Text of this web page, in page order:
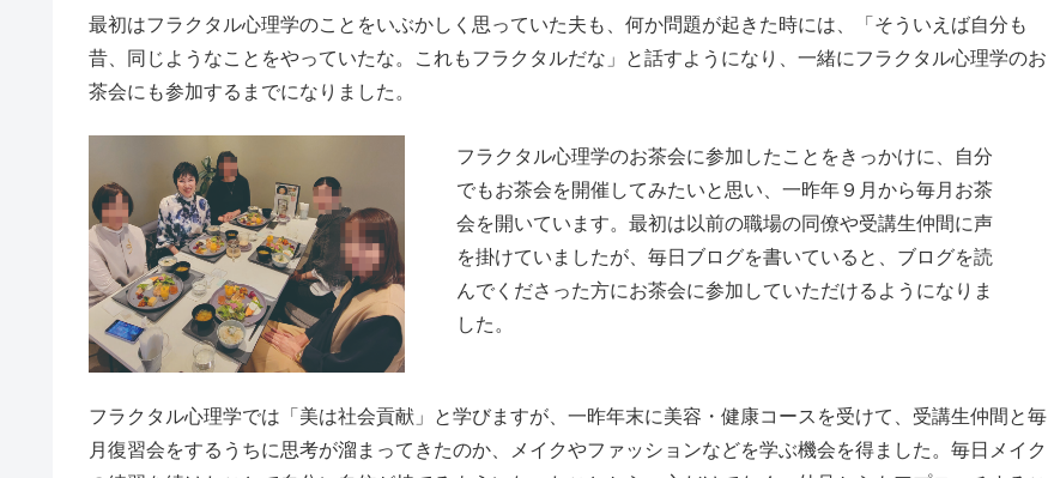
最初はフラクタル心理学のことをいぶかしく思っていた夫も、何か問題が起きた時には、「そういえば自分も
昔、同じようなことをやっていたな。これもフラクタルだな」と話すようになり、一緒にフラクタル心理学のお
茶会にも参加するまでになりました。
フラクタル心理学のお茶会に参加したことをきっかけに、自分
でもお茶会を開催してみたいと思い、一昨年９月から毎月お茶
会を開いています。最初は以前の職場の同僚や受講生仲間に声
を掛けていましたが、毎日ブログを書いていると、ブログを読
んでくださった方にお茶会に参加していただけるようになりま
した。
フラクタル心理学では「美は社会貢献」と学びますが、一昨年末に美容・健康コースを受けて、受講生仲間と毎
月復習会をするうちに思考が溜まってきたのか、メイクやファッションなどを学ぶ機会を得ました。毎日メイク